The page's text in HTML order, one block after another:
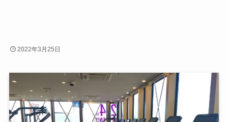
2022年3月25日